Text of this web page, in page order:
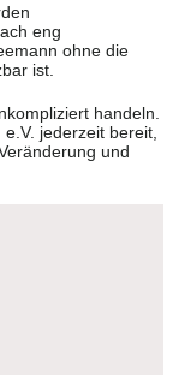
eng
ohne die
ist.
handeln.
jederzeit bereit,
und